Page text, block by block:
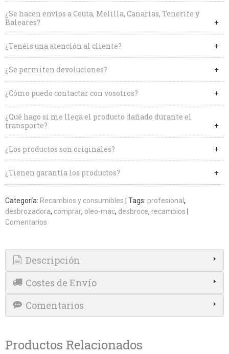
¿Se hacen envíos a Ceuta, Melilla, Canarias, Tenerife y
Baleares?
¿Tenéis una atención al cliente?
¿Se permiten devoluciones?
¿Cómo puedo contactar con vosotros?
¿Qué hago si me llega el producto dañado durante el
transporte?
¿Los productos son originales?
¿Tienen garantía los productos?
Categoría: Recambios y consumibles Tags: profesional
desbrozadora comprar oleo-mac desbroce recambios
Comentarios
Descripción
Costes de Envío
Comentarios
Productos Relacionados